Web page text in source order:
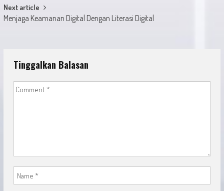
Next article
Menjaga Keamanan Digital Dengan Literasi Digital
Tinggalkan Balasan